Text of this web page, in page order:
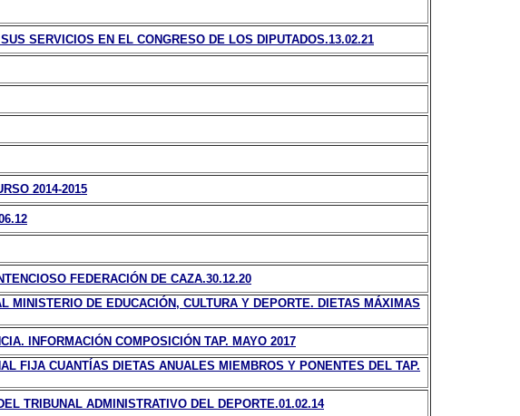
SERVICIOS EN EL CONGRESO DE LOS DIPUTADOS.13.02.21
2014-2015
FEDERACIÓN DE CAZA.30.12.20
DE EDUCACIÓN, CULTURA Y DEPORTE. DIETAS MÁXIMAS
INFORMACIÓN COMPOSICIÓN TAP. MAYO 2017
FIJA CUANTÍAS DIETAS ANUALES MIEMBROS Y PONENTES DEL TAP.
TRIBUNAL ADMINISTRATIVO DEL DEPORTE.01.02.14